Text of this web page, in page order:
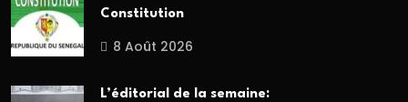
Constitution
8 Août 2026
L’éditorial de la semaine: